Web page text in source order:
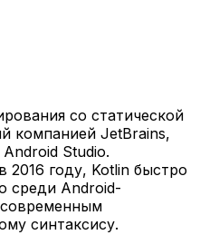
со статической
компанией JetBrains,
Studio.
году, Kotlin быстро
среди Android-
современным
синтаксису.